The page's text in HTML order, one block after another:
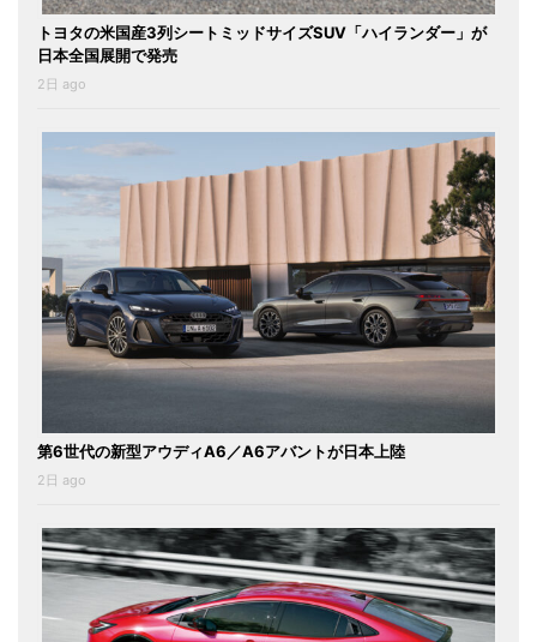
トヨタの米国産3列シートミッドサイズSUV「ハイランダー」が
日本全国展開で発売
2日 ago
第6世代の新型アウディA6／A6アバントが日本上陸
2日 ago